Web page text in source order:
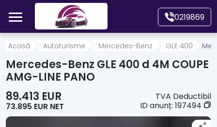
Mergi direct la conținutul principal
0219869
Acasă
Autoturisme
Motociclete
Acasă Autoturisme Mercedes-Benz GLE 400
Mercedes-Benz GLE 400 d 4M COUPE
AMG-LINE PANO
89.413 EUR
73.895 EUR NET
TVA Deductibil
ID anunț: 197494